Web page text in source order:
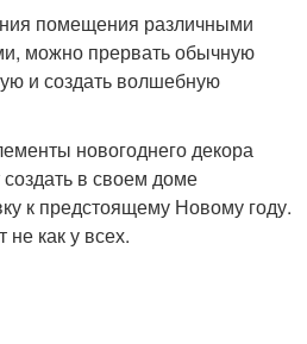
помещения различными
можно прервать обычную
и создать волшебную
новогоднего декора
в своем доме
к предстоящему Новому году.
как у всех.